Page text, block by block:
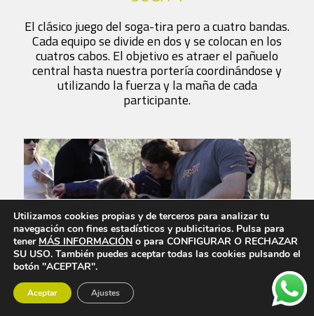
El clásico juego del soga-tira pero a cuatro bandas.
Cada equipo se divide en dos y se colocan en los
cuatros cabos. El objetivo es atraer el pañuelo
central hasta nuestra portería coordinándose y
utilizando la fuerza y la maña de cada
participante.
Utilizamos cookies propias y de terceros para analizar tu
navegación con fines estadísticos y publicitarios. Pulsa para
tener MÁS INFORMACIÓN o para CONFIGURAR O RECHAZAR
SU USO. También puedes aceptar todas las cookies pulsando el
botón "ACEPTAR".
Aceptar Ajustes